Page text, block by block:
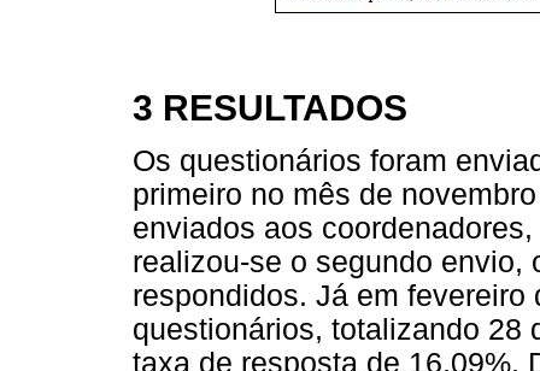
3 RESULTADOS
Os questionários foram
primeiro no mês de
enviados aos
realizou-se o segundo envio,
respondidos. Já em fevereiro
questionários, totalizando 28
taxa de resposta de 16,09%.